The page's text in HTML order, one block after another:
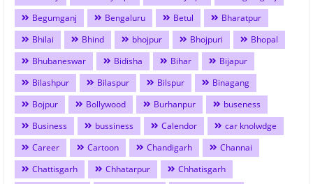
Begumganj
Bengaluru Betul
Bharatpur
Bhilai
Bhind bhojpur Bhojpuri
Bhopal
Bhubaneswar
Bidisha Bihar
Bijapur
Bilashpur
Bilaspur Bilspur
Binagang
Bojpur
Bollywood Burhanpur
buseness
Business
bussiness Calendor
car knolwdge
Career
Cartoon Chandigarh
Channai
Chattisgarh
Chhatarpur Chhatisgarh